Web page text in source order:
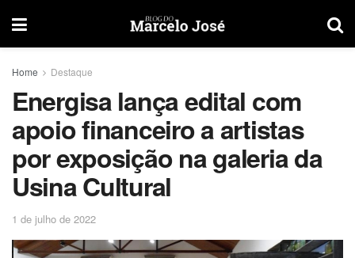
Home Destaque
Energisa lança edital com
apoio financeiro a artistas
por exposição na galeria da
Usina Cultural
1 de julho de 2022